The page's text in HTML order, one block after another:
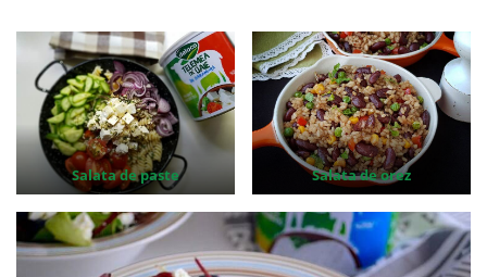
Salata de paste Salata de orez